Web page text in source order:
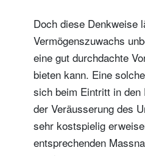
Doch diese Denkweise
Vermögenszuwachs
eine gut durchdachte
bieten kann. Eine
sich beim Eintritt in den
der Veräusserung des
sehr kostspielig
entsprechenden